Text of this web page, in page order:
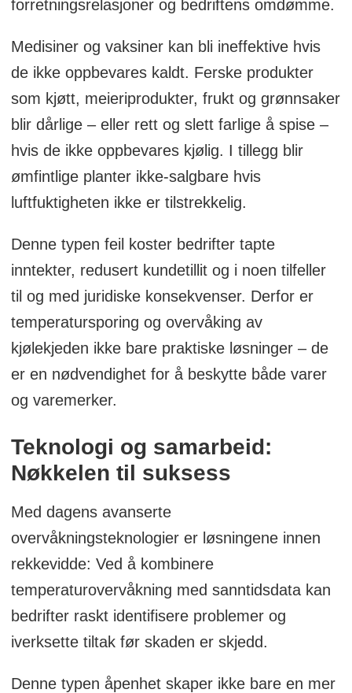
forretningsrelasjoner og bedriftens omdømme.
Medisiner og vaksiner kan bli ineffektive hvis
de ikke oppbevares kaldt. Ferske produkter
som kjøtt, meieriprodukter, frukt og grønnsaker
blir dårlige – eller rett og slett farlige å spise –
hvis de ikke oppbevares kjølig. I tillegg blir
ømfintlige planter ikke-salgbare hvis
luftfuktigheten ikke er tilstrekkelig.
Denne typen feil koster bedrifter tapte
inntekter, redusert kundetillit og i noen tilfeller
til og med juridiske konsekvenser. Derfor er
temperatursporing og overvåking av
kjølekjeden ikke bare praktiske løsninger – de
er en nødvendighet for å beskytte både varer
og varemerker.
Teknologi og samarbeid:
Nøkkelen til suksess
Med dagens avanserte
overvåkningsteknologier er løsningene innen
rekkevidde: Ved å kombinere
temperaturovervåkning med sanntidsdata kan
bedrifter raskt identifisere problemer og
iverksette tiltak før skaden er skjedd.
Denne typen åpenhet skaper ikke bare en mer